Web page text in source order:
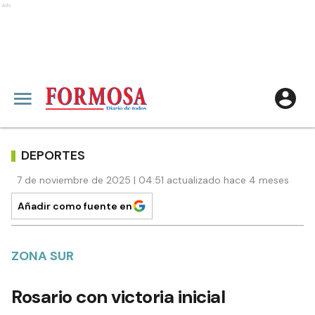
Ads
DEPORTES
7 de noviembre de 2025 | 04:51 actualizado hace 4 meses
Añadir como fuente en
ZONA SUR
Rosario con victoria inicial